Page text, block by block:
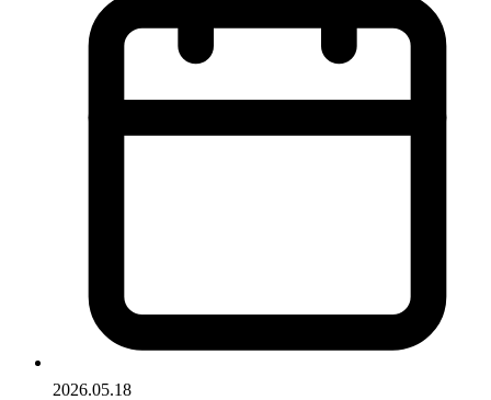
2026.05.18